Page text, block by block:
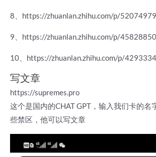
8、https://zhuanlan.zhihu.com/p/
9、https://zhuanlan.zhihu.com/p/
10、https://zhuanlan.zhihu.com/p/
写文章
https://supremes.pro
这个是国内的CHAT GPT，输入我们卡的名
些禁区，他可以写文章